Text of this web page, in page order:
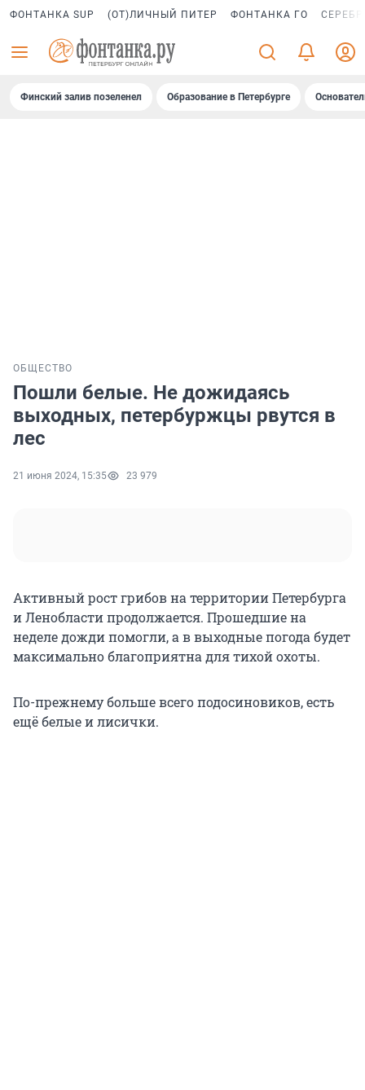
ФОНТАНКА SUP (ОТ)ЛИЧНЫЙ ПИТЕР ФОНТАНКА ГО
Финский залив позеленел Образование в Петербурге
ОБЩЕСТВО
Пошли белые. Не дожидаясь
выходных, петербуржцы рвутся в
лес
21 июня 2024, 15:35 23 979
Активный рост грибов на территории Петербурга
и Ленобласти продолжается. Прошедшие на
неделе дожди помогли, а в выходные погода будет
максимально благоприятна для тихой охоты.
По-прежнему больше всего подосиновиков, есть
ещё белые и лисички.